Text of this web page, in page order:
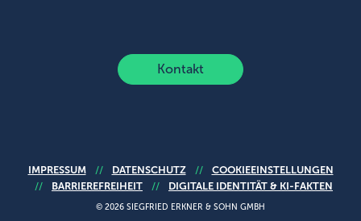
Kontakt
IMPRESSUM // DATENSCHUTZ // COOKIEEINSTELLUNGEN
// BARRIEREFREIHEIT // DIGITALE IDENTITÄT & KI-FAKTEN
© 2026 SIEGFRIED ERKNER & SOHN GMBH